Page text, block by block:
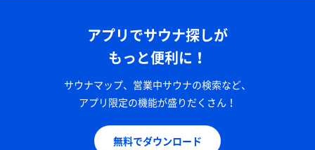
アプリでサウナ探しが
もっと便利に！
サウナマップ、営業中サウナの検索など、
アプリ限定の機能が盛りだくさん！
無料でダウンロード